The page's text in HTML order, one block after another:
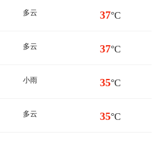
多云 37°C
多云 37°C
小雨 35°C
多云 35°C